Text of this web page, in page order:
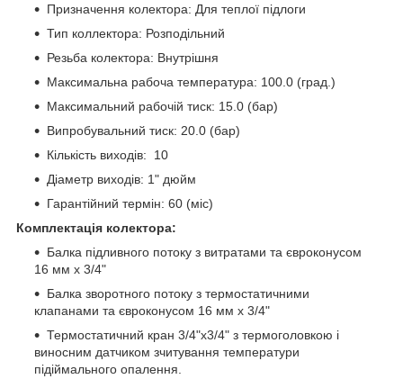
Призначення колектора: Для теплої підлоги
Тип коллектора: Розподільний
Резьба колектора: Внутрішня
Максимальна рабоча температура: 100.0 (град.)
Максимальний рабочій тиск: 15.0 (бар)
Випробувальний тиск: 20.0 (бар)
Кількість виходів: 10
Діаметр виходів: 1" дюйм
Гарантійний термін: 60 (міс)
Комплектація колектора:
Балка підливного потоку з витратами та євроконусом
16 мм х 3/4"
Балка зворотного потоку з термостатичними
клапанами та євроконусом 16 мм х 3/4"
Термостатичний кран 3/4"х3/4" з термоголовкою і
виносним датчиком зчитування температури
підіймального опалення.